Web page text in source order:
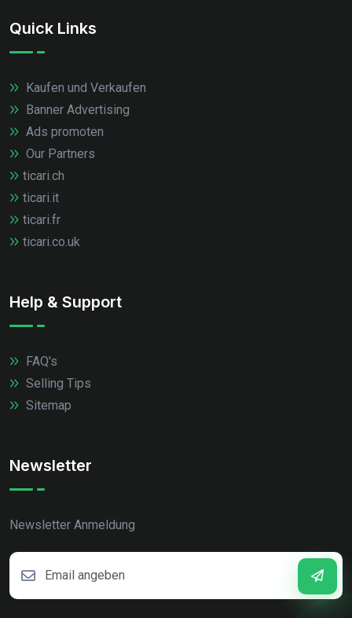
Quick Links
Kaufen und Verkaufen
Banner Advertising
Ads promoten
Our Partners
ticari.ch
ticari.it
ticari.fr
ticari.co.uk
Help & Support
FAQ's
Selling Tips
Sitemap
Newsletter
Newsletter Anmeldung